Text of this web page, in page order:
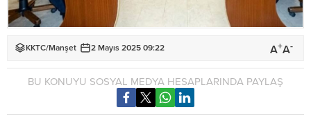
KKTC/Manşet 2 Mayıs 2025 09:22 A+A-
BU KONUYU SOSYAL MEDYA HESAPLARINDA PAYLAŞ